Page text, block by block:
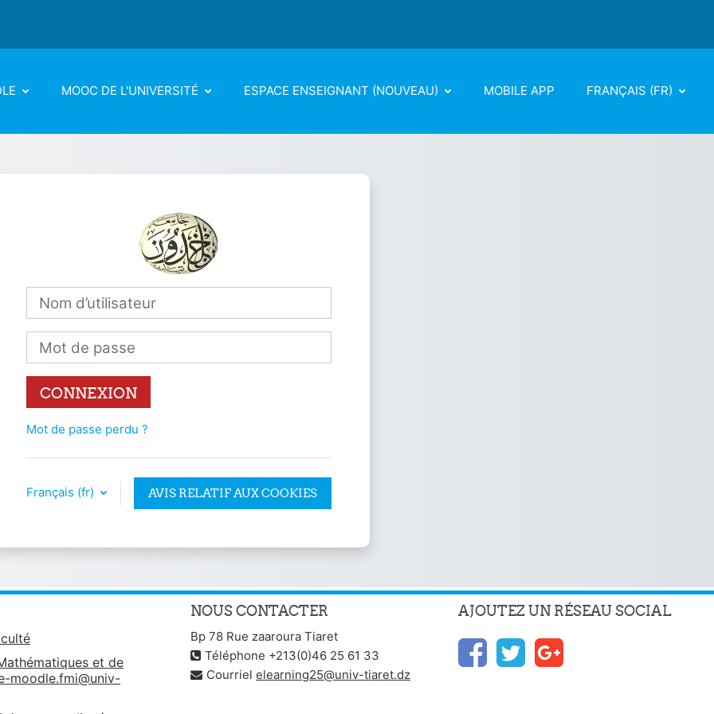
MOOC DE L'UNIVERSITÉ ESPACE ENSEIGNANT (NOUVEAU) MOBILE APP FRANÇAIS ‎(FR)‎
Connexion à Université Ibn Khaldoun de
Nom d’utilisateur
Mot de passe
CONNEXION
Mot de passe perdu ?
Français ‎(fr)‎ AVIS RELATIF AUX COOKIES
et de
moodle.fmi@univ-
NOUS CONTACTER
Bp 78 Rue zaaroura Tiaret
Téléphone +213(0)46 25 61 33
Courriel elearning25@univ-tiaret.dz
AJOUTEZ UN RÉSEAU SOCIAL